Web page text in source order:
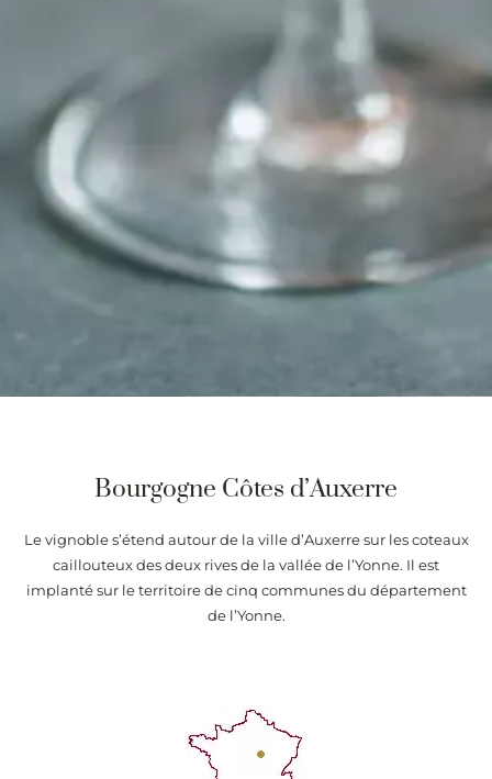
Bourgogne Côtes d’Auxerre
Le vignoble s’étend autour de la ville d’Auxerre sur les coteaux
caillouteux des deux rives de la vallée de l’Yonne. Il est
implanté sur le territoire de cinq communes du département
de l’Yonne.